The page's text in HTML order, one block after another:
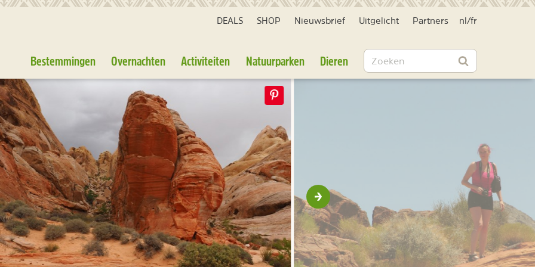
DEALS SHOP Nieuwsbrief Uitgelicht Partners nl /fr
Bestemmingen Overnachten Activiteiten Natuurparken Dieren Zoeken
Zoeken
Volgende